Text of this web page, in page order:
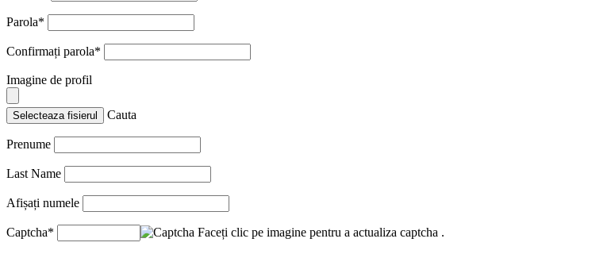
Parola*
Confirmați parola*
Imagine de profil
Selecteaza fisierul Cauta
Prenume
Last Name
Afișați numele
Captcha* Faceți clic pe imagine pentru a actualiza captcha .